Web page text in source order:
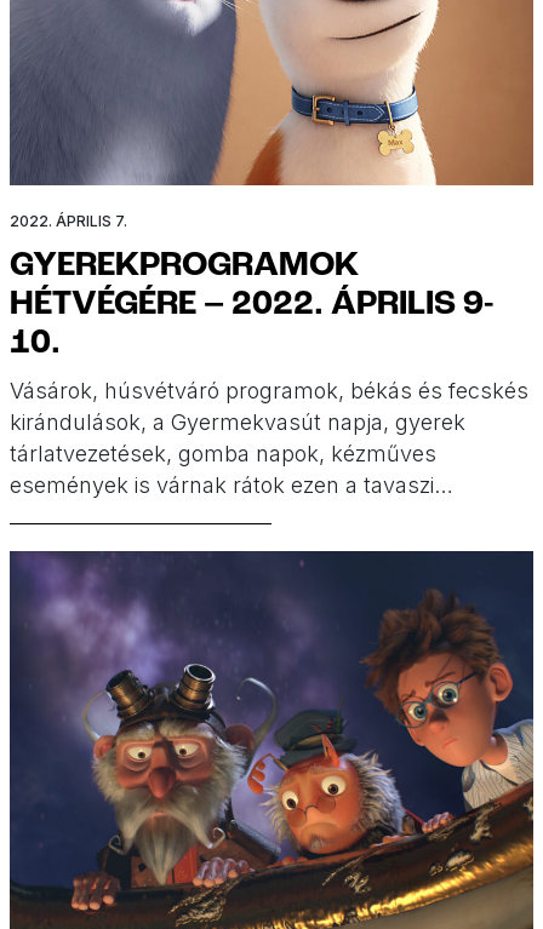
2022. ÁPRILIS 7.
GYEREKPROGRAMOK
HÉTVÉGÉRE – 2022. ÁPRILIS 9-
10.
Vásárok, húsvétváró programok, békás és fecskés
kirándulások, a Gyermekvasút napja, gyerek
tárlatvezetések, gomba napok, kézműves
események is várnak rátok ezen a tavaszi
Minimatiné válogatásában!